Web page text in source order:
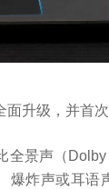
面升级，并首
景声（
炸声或耳语